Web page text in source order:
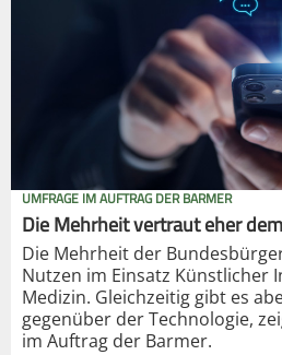
UMFRAGE IM AUFTRAG DER BARMER
Die Mehrheit vertraut eher
Die Mehrheit der
Nutzen im Einsatz Künstlicher
Medizin. Gleichzeitig gibt es
gegenüber der Technologie,
im Auftrag der Barmer.